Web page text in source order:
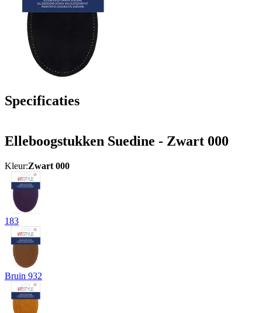
Specificaties
Elleboogstukken Suedine - Zwart 000
Kleur:Zwart 000
183
Bruin 932